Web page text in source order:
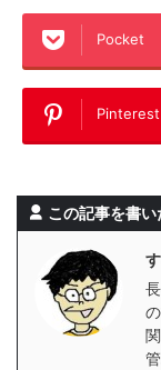
Pocket
Pinterest
この記事を書い